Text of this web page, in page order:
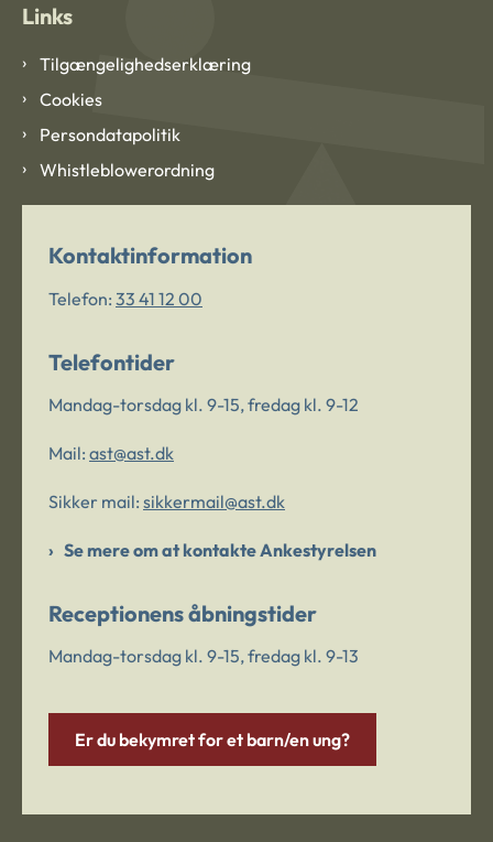
Links
Tilgængelighedserklæring
Cookies
Persondatapolitik
Whistleblowerordning
Kontaktinformation
Telefon: 33 41 12 00
Telefontider
Mandag-torsdag kl. 9-15, fredag kl. 9-12
Mail: ast@ast.dk
Sikker mail: sikkermail@ast.dk
Se mere om at kontakte Ankestyrelsen
Receptionens åbningstider
Mandag-torsdag kl. 9-15, fredag kl. 9-13
Er du bekymret for et barn/en ung?